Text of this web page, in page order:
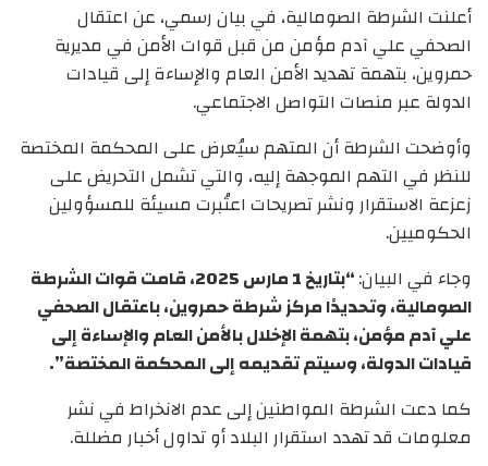
أعلنت الشرطة الصومالية، في بيان رسمي، عن اعتقال
الصحفي علي آدم مؤمن من قبل قوات الأمن في مديرية
حمروين، بتهمة تهديد الأمن العام والإساءة إلى قيادات
الدولة عبر منصات التواصل الاجتماعي.
وأوضحت الشرطة أن المتهم سيُعرض على المحكمة المختصة
للنظر في التهم الموجهة إليه، والتي تشمل التحريض على
زعزعة الاستقرار ونشر تصريحات اعتُبرت مسيئة للمسؤولين
الحكوميين.
وجاء في البيان:
“بتاريخ 1 مارس 2025، قامت قوات الشرطة
الصومالية، وتحديدًا مركز شرطة حمروين، باعتقال الصحفي
علي آدم مؤمن، بتهمة الإخلال بالأمن العام والإساءة إلى
قيادات الدولة، وسيتم تقديمه إلى المحكمة المختصة”.
كما دعت الشرطة المواطنين إلى عدم الانخراط في نشر
معلومات قد تهدد استقرار البلاد أو تداول أخبار مضللة.